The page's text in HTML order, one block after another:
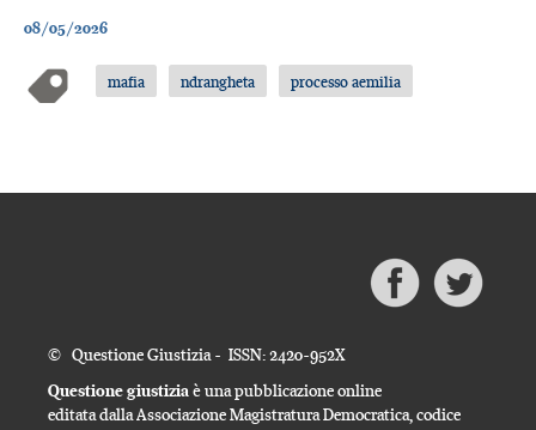
08/05/2026
mafia ndrangheta processo aemilia
© Questione Giustizia - ISSN: 2420-952X
Questione giustiziaè una pubblicazione online
editata dalla Associazione Magistratura Democratica, codice